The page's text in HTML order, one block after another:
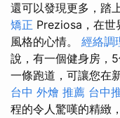
還可以發現更多，踏
矯正 Preziosa，在世
風格的心情。 經絡調
說，有一個健身房，
一條跑道，可讓您在
台中 外燴 推薦 台中
程的令人驚嘆的精緻